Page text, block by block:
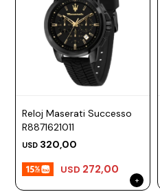
Reloj Maserati Successo
R8871621011
USD 320,00
USD 272,00